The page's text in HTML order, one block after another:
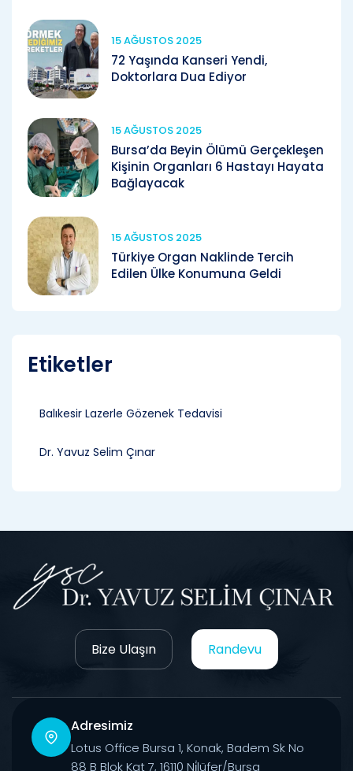
15 AĞUSTOS 2025
72 Yaşında Kanseri Yendi,
Doktorlara Dua Ediyor
15 AĞUSTOS 2025
Bursa’da Beyin Ölümü Gerçekleşen
Kişinin Organları 6 Hastayı Hayata
Bağlayacak
15 AĞUSTOS 2025
Türkiye Organ Naklinde Tercih
Edilen Ülke Konumuna Geldi
Etiketler
Balıkesir Lazerle Gözenek Tedavisi
Dr. Yavuz Selim Çınar
Bize Ulaşın Randevu
Adresimiz
Lotus Office Bursa 1, Konak, Badem Sk No
88 B Blok Kat 7, 16110 Ni̇lüfer/Bursa